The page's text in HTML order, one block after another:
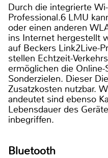
Durch die integrierte
Professional.6 LMU
oder einen anderen
ins Internet hergestellt
auf Beckers Link2Live-
stellen Echtzeit-
ermöglichen die
Sonderzielen. Dieser
Zusatzkosten nutzbar.
andeutet sind ebenso
Lebensdauer des
inbegriffen.
Bluetooth